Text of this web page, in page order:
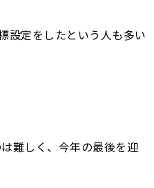
設定をしたという人も多い
難しく、今年の最後を迎